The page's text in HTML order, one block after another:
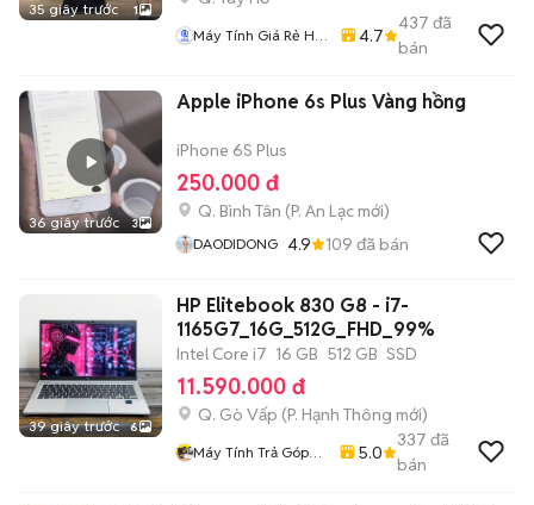
35 giây trước 1
Máy Tính Giá Rẻ Hà
4.7
437 đã
bán
36 giây trước 3
Apple iPhone 6s Plus Vàng hồng
iPhone 6S Plus
250.000 đ
Q. Bình Tân (P. An Lạc mới)
DAODIDONG 4.9 109 đã bán
39 giây trước 6
HP Elitebook 830 G8 - i7-
1165G7_16G_512G_FHD_99%
Intel Core i7 16 GB 512 GB SSD
11.590.000 đ
Q. Gò Vấp (P. Hạnh Thông mới)
Máy Tính Trả Góp
5.0
337 đã
bán